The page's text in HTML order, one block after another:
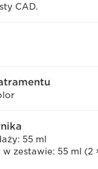
CAD.
55 ml
zestawie: 55 ml (2